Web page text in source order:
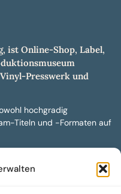
ist Online-Shop, Label,
Presswerk und
hochgradig
Titeln und -Formaten auf
nach Zustand bewertete
mit über 300.000